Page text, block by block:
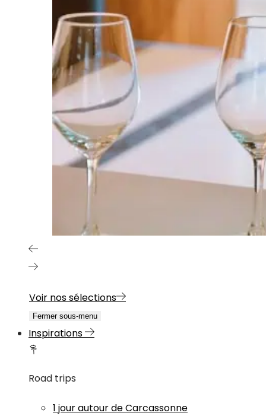
Voir nos sélections
Fermer sous-menu
Inspirations
Road trips
1 jour autour de Carcassonne